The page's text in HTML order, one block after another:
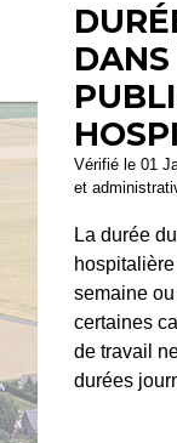
Vérifié le 01
et
La durée
semaine
certaines
de travail
durées